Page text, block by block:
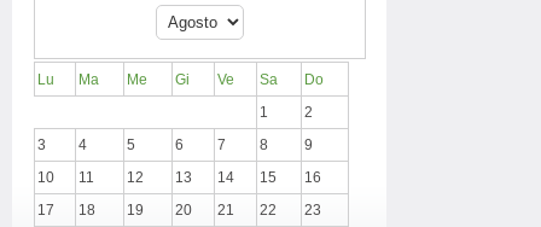
Lu Ma Me Gi Ve Sa
Do
1
2
3
4 5 6 7 8
9
10
11 12 13 14 15
16
17
18 19 20 21 22
23